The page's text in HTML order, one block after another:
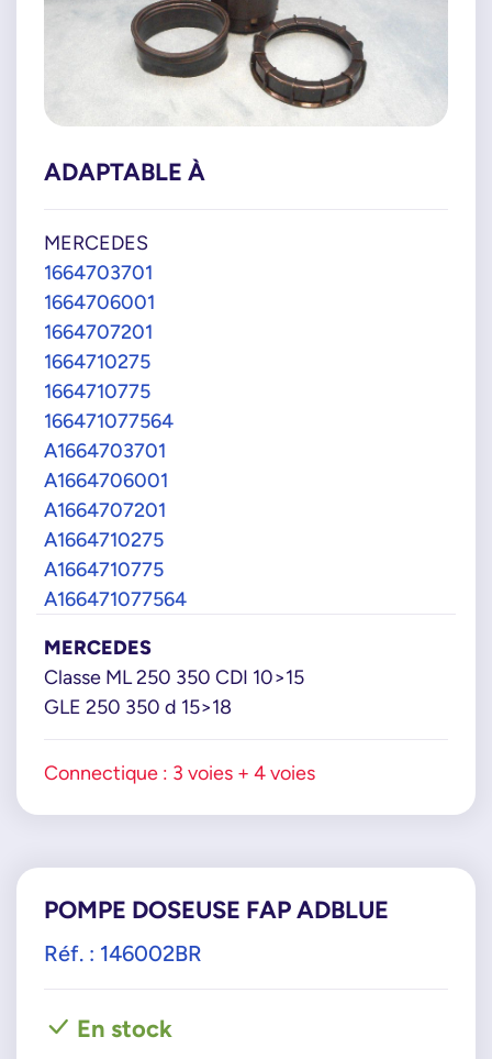
ADAPTABLE À
MERCEDES
1664703701
1664706001
1664707201
1664710275
1664710775
166471077564
A1664703701
A1664706001
A1664707201
A1664710275
A1664710775
A166471077564
MERCEDES
Classe ML 250 350 CDI 10>15
GLE 250 350 d 15>18
Connectique : 3 voies + 4 voies
POMPE DOSEUSE FAP ADBLUE
Réf. : 146002BR
En stock